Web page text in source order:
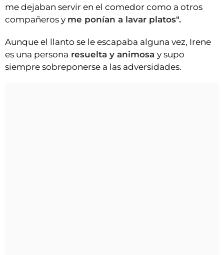
me dejaban servir en el comedor como a otros
compañeros y me ponían a lavar platos".
Aunque el llanto se le escapaba alguna vez, Irene
es una persona resuelta y animosa y supo
siempre sobreponerse a las adversidades.